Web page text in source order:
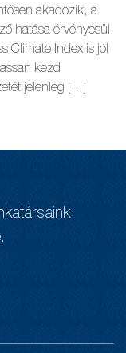
akadozik, a
hatása érvényesül.
Climate Index is jól
kezd
jelenleg […]